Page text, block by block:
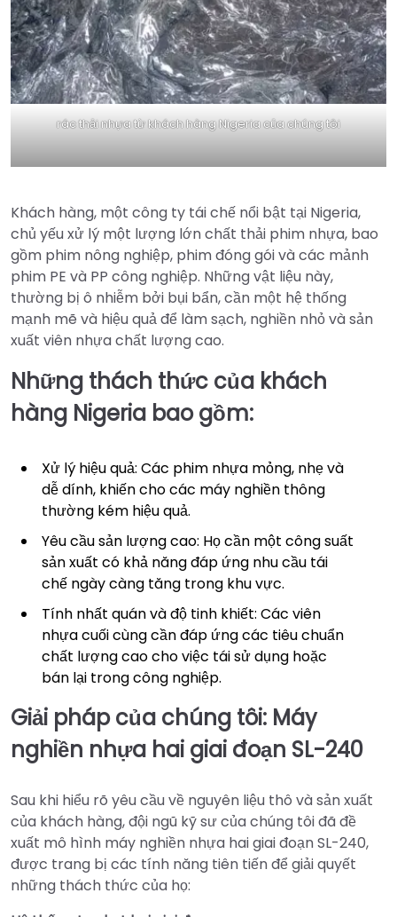
rác thải nhựa từ khách hàng Nigeria của chúng tôi
Khách hàng, một công ty tái chế nổi bật tại Nigeria,
chủ yếu xử lý một lượng lớn chất thải phim nhựa, bao
gồm phim nông nghiệp, phim đóng gói và các mảnh
phim PE và PP công nghiệp. Những vật liệu này,
thường bị ô nhiễm bởi bụi bẩn, cần một hệ thống
mạnh mẽ và hiệu quả để làm sạch, nghiền nhỏ và sản
xuất viên nhựa chất lượng cao.
Những thách thức của khách
hàng Nigeria bao gồm:
Xử lý hiệu quả: Các phim nhựa mỏng, nhẹ và
dễ dính, khiến cho các máy nghiền thông
thường kém hiệu quả.
Yêu cầu sản lượng cao: Họ cần một công suất
sản xuất có khả năng đáp ứng nhu cầu tái
chế ngày càng tăng trong khu vực.
Tính nhất quán và độ tinh khiết: Các viên
nhựa cuối cùng cần đáp ứng các tiêu chuẩn
chất lượng cao cho việc tái sử dụng hoặc
bán lại trong công nghiệp.
Giải pháp của chúng tôi: Máy
nghiền nhựa hai giai đoạn SL-240
Sau khi hiểu rõ yêu cầu về nguyên liệu thô và sản xuất
của khách hàng, đội ngũ kỹ sư của chúng tôi đã đề
xuất mô hình máy nghiền nhựa hai giai đoạn SL-240,
được trang bị các tính năng tiên tiến để giải quyết
những thách thức của họ: